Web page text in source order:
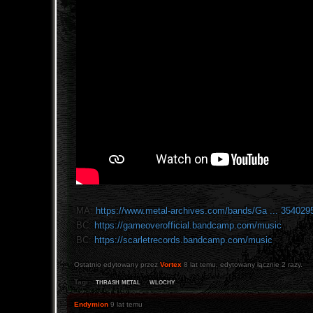
MA: https://www.metal-archives.com/bands/Ga ...
BC: https://gameoverofficial.bandcamp.com/music
BC: https://scarletrecords.bandcamp.com/music
Ostatnio edytowany przez Vortex 8 lat temu , edytowany łącznie 2 razy.
Tagi: thrash metal wlochy
Endymion 9 lat temu